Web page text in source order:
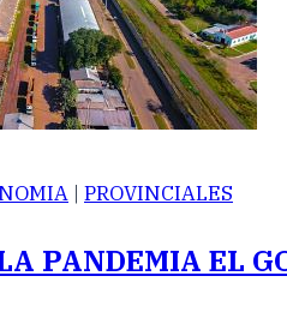
| PROVINCIALES
PANDEMIA EL